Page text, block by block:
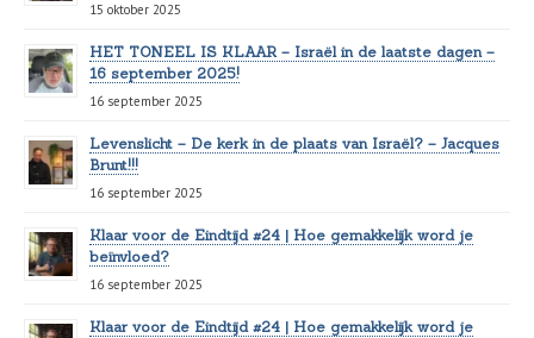
15 oktober 2025
HET TONEEL IS KLAAR – Israël in de laatste dagen –
16 september 2025!
16 september 2025
Levenslicht – De kerk in de plaats van Israël? – Jacques
Brunt!!!
16 september 2025
Klaar voor de Eindtijd #24 | Hoe gemakkelijk word je
beïnvloed?
16 september 2025
Klaar voor de Eindtijd #24 | Hoe gemakkelijk word je